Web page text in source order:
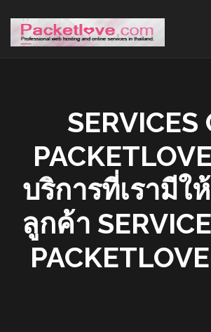
SERVICES
บริการที่เรามีใ
ลูกค้า